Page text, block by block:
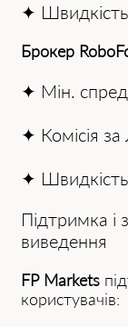
✦
Брокер
✦ Мін.
✦ Комісія
✦
Підтримка і
виведення
FP Mаrkets
користувачів: